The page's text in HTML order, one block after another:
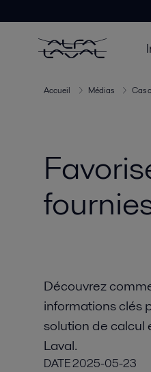
Accueil Médias Cas
Découvrez
informations clés
solution de calcul
Laval.
DATE2025-05-23